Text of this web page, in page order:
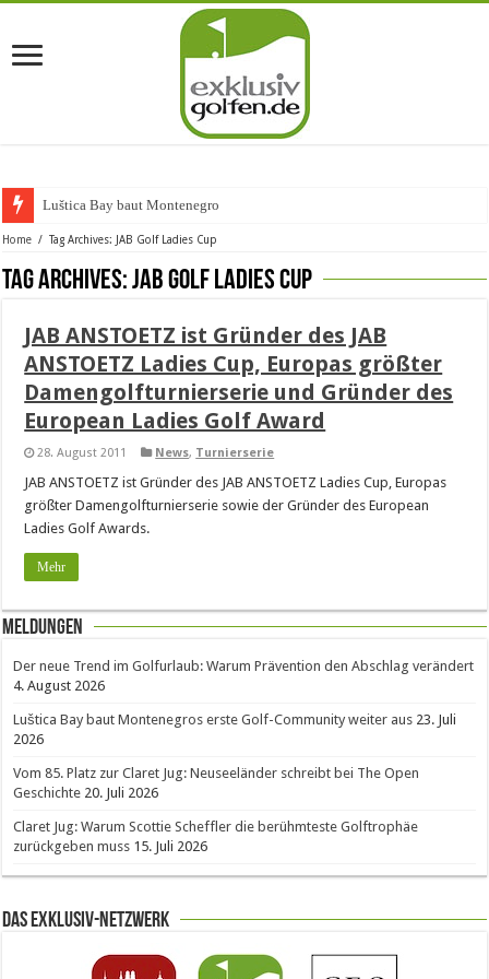
Luštica Bay baut Montenegros er
Home / Tag Archives: JAB Golf Ladies Cup
Tag Archives:JAB Golf Ladies Cup
JAB ANSTOETZ ist Gründer des JAB
ANSTOETZ Ladies Cup, Europas größter
Damengolfturnierserie und Gründer des
European Ladies Golf Award
28. August 2011 News, Turnierserie
JAB ANSTOETZ ist Gründer des JAB ANSTOETZ Ladies Cup, Europas
größter Damengolfturnierserie sowie der Gründer des European
Ladies Golf Awards.
Mehr
Meldungen
Der neue Trend im Golfurlaub: Warum Prävention den Abschlag verändert
4. August 2026
Luštica Bay baut Montenegros erste Golf-Community weiter aus 23. Juli
2026
Vom 85. Platz zur Claret Jug: Neuseeländer schreibt bei The Open
Geschichte 20. Juli 2026
Claret Jug: Warum Scottie Scheffler die berühmteste Golftrophäe
zurückgeben muss 15. Juli 2026
Das Exklusiv-Netzwerk